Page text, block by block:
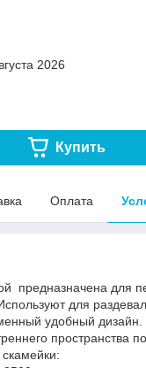
2026
Купить
Оплата
предназначена для
для
удобный
пространства